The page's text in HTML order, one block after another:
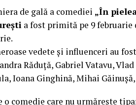
de gală a comediei „În
a fost primită pe 9 februarie
vedete și influenceri au
Răduță, Gabriel Vatavu,
Ioana Ginghină, Mihai
o comedie care nu urmărește